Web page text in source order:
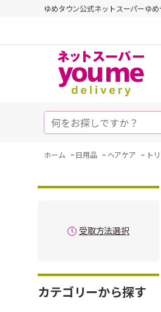
ゆめタウン公式ネットスーパーゆ
ホーム - 日用品 - ヘアケア - ト
受取方法選択
カテゴリーから探す